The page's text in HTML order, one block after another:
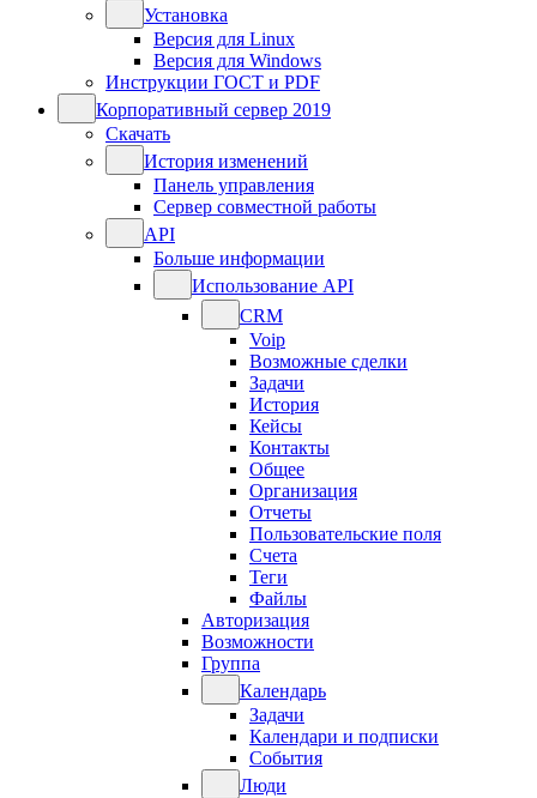
Установка
Версия для Linux
Версия для Windows
Инструкции ГОСТ и PDF
Корпоративный сервер 2019
Скачать
История изменений
Панель управления
Сервер совместной работы
API
Больше информации
Использование API
CRM
Voip
Возможные сделки
Задачи
История
Кейсы
Контакты
Общее
Организация
Отчеты
Пользовательские поля
Счета
Теги
Файлы
Авторизация
Возможности
Группа
Календарь
Задачи
Календари и подписки
События
Люди